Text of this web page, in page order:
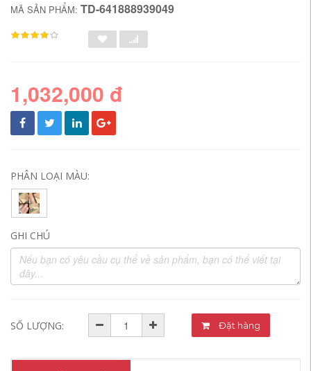
MÃ SẢN PHẨM: TD-641888939049
1,032,000 đ
PHÂN LOẠI MÀU:
GHI CHÚ
SỐ LƯỢNG: Đặt hàng